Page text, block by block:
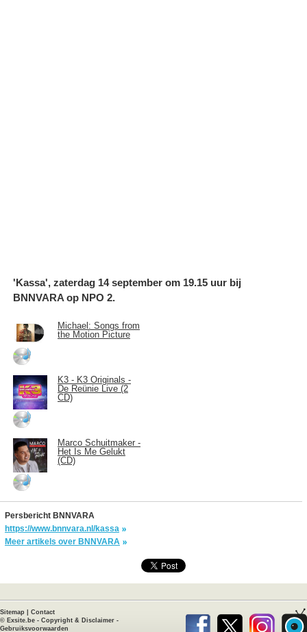
'Kassa', zaterdag 14 september om 19.15 uur bij
BNNVARA op NPO 2.
Michael: Songs from
the Motion Picture
K3 - K3 Originals -
De Reünie Live (2
CD)
Marco Schuitmaker -
Het Is Me Gelukt
(CD)
Persbericht BNNVARA
https://www.bnnvara.nl/kassa
Meer artikels over BNNVARA
Sitemap
Contact
© Exsite.be - Copyright & Disclaimer -
Gebruiksvoorwaarden